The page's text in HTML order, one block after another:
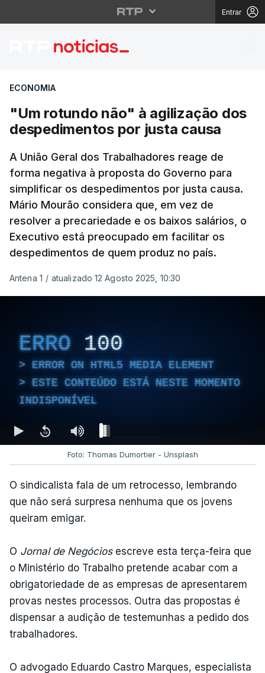
Entrar
"Um rotundo não" à
ECONOMIA
"Um rotundo não" à agilização dos
despedimentos por justa causa
A União Geral dos Trabalhadores reage de
forma negativa à proposta do Governo para
simplificar os despedimentos por justa causa.
Mário Mourão considera que, em vez de
resolver a precariedade e os baixos salários, o
Executivo está preocupado em facilitar os
despedimentos de quem produz no país.
Antena 1 / atualizado 12 Agosto 2025, 10:30
ERRO 100
ERROR ON HTML5 MEDIA ELEMENT
ESTE CONTEÚDO ESTÁ NESTE MOMENTO
INDISPONÍVEL
Foto: Thomas Dumortier - Unsplash
O sindicalista fala de um retrocesso, lembrando
que não será surpresa nenhuma que os jovens
queiram emigar.
O Jornal de Negóciosescreve esta terça-feira que
o Ministério do Trabalho pretende acabar com a
obrigatoriedade de as empresas de apresentarem
provas nestes processos. Outra das propostas é
dispensar a audição de testemunhas a pedido dos
trabalhadores.
O advogado Eduardo Castro Marques, especialista